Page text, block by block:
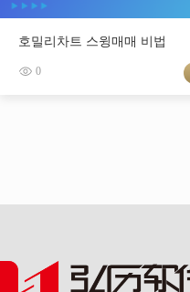
호밀리차트 스윙매매 비법
0